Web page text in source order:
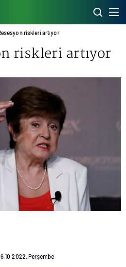
riskleri artıyor
riskleri artıyor
Perşembe